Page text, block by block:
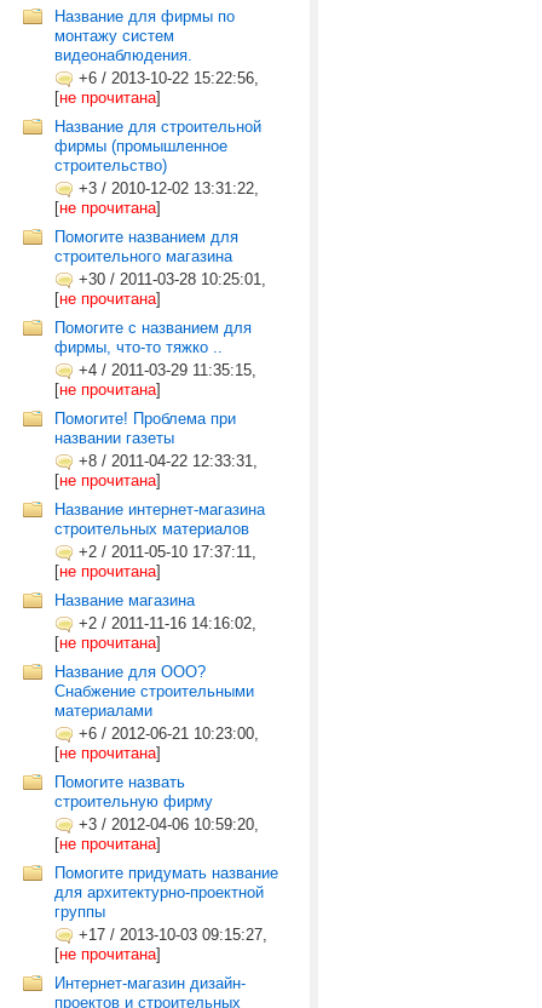
Название для фирмы по
монтажу систем
видеонаблюдения.
+6 / 2013-10-22 15:22:56,
[не прочитана]
Название для строительной
фирмы (промышленное
строительство)
+3 / 2010-12-02 13:31:22,
[не прочитана]
Помогите названием для
строительного магазина
+30 / 2011-03-28 10:25:01,
[не прочитана]
Помогите с названием для
фирмы, что-то тяжко ..
+4 / 2011-03-29 11:35:15,
[не прочитана]
Помогите! Проблема при
названии газеты
+8 / 2011-04-22 12:33:31,
[не прочитана]
Название интернет-магазина
строительных материалов
+2 / 2011-05-10 17:37:11,
[не прочитана]
Название магазина
+2 / 2011-11-16 14:16:02,
[не прочитана]
Название для ООО?
Снабжение строительными
материалами
+6 / 2012-06-21 10:23:00,
[не прочитана]
Помогите назвать
строительную фирму
+3 / 2012-04-06 10:59:20,
[не прочитана]
Помогите придумать название
для архитектурно-проектной
группы
+17 / 2013-10-03 09:15:27,
[не прочитана]
Интернет-магазин дизайн-
проектов и строительных